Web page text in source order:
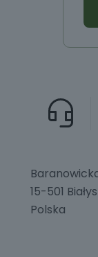
15-501
Polska